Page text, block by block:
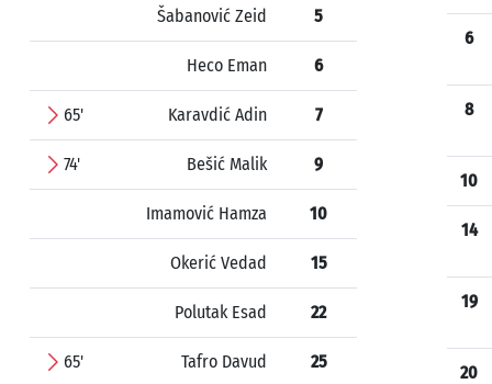
Šabanović Zeid 5
Heco Eman 6
65' Karavdić Adin 7
74' Bešić Malik 9
Imamović Hamza 10
Okerić Vedad 15
Polutak Esad 22
65' Tafro Davud 25
6
8
10
14
19
20